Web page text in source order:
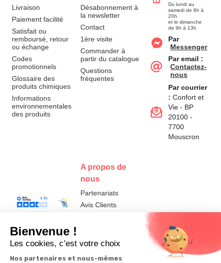
Livraison
Paiement facilité
Satisfait ou
remboursé, retour
ou échange
Codes
promotionnels
Glossaire des
produits chimiques
Informations
environnementales
des produits
Désabonnement à
la newsletter
Contact
1ère visite
Commander à
partir du catalogue
Questions
fréquentes
A propos de
nous
Partenariats
Avis Clients
Du lundi au
samedi de 8h à
20h
et le dimanche
de 9h à 13h
Par
Messenger
Par email :
Contactez-
nous
Par courrier
: Confort et
Vie - BP
20100 -
7700
Mouscron
Données
personnelles et
Paramétrer
les cookies
légales
Conditions
générales de